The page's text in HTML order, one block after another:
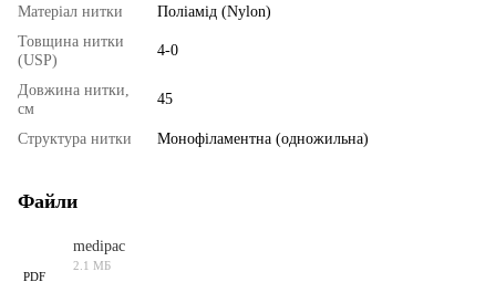
Матеріал нитки
Поліамід (Nylon)
Товщина нитки
(USP)
4-0
Довжина нитки,
см
45
Структура нитки Монофіламентна (одножильна)
Файли
PDF
medipac
2.1 МБ